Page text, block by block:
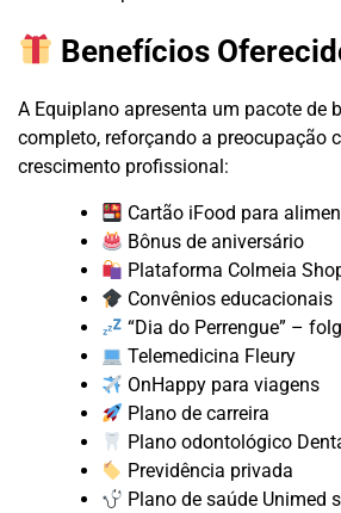
Benefícios
A Equiplano apresenta um pacote de
completo, reforçando a preocupação
crescimento profissional:
Cartão iFood para
Bônus de aniversário
Plataforma Colmeia
Convênios educacionais
“Dia do Perrengue” –
Telemedicina Fleury
OnHappy para viagens
Plano de carreira
Plano odontológico
Previdência privada
Plano de saúde Unimed